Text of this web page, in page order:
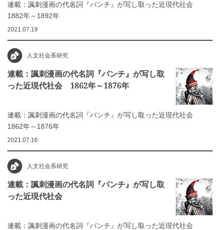
連載：諷刺漫画の代名詞『パンチ』が写し取った近現代社会
1882年～1892年
2021.07.19
人文社会系研究
連載：諷刺漫画の代名詞『パンチ』が写し取
った近現代社会 1862年～1876年
連載：諷刺漫画の代名詞『パンチ』が写し取った近現代社会
1862年～1876年
2021.07.16
人文社会系研究
連載：諷刺漫画の代名詞『パンチ』が写し取
った近現代社会
連載：諷刺漫画の代名詞『パンチ』が写し取った近現代社会